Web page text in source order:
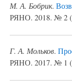
М. А. Бобрик.
РЯНО. 2018. № 2
Г. А. Мольков.
РЯНО. 2017. № 1